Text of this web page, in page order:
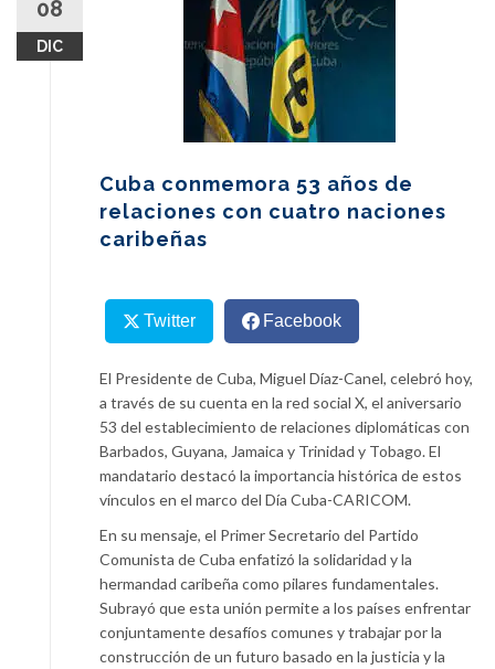
content
08
DIC
Cuba conmemora 53 años de
relaciones con cuatro naciones
caribeñas
Twitter Facebook
El Presidente de Cuba, Miguel Díaz-Canel, celebró hoy,
a través de su cuenta en la red social X, el aniversario
53 del establecimiento de relaciones diplomáticas con
Barbados, Guyana, Jamaica y Trinidad y Tobago. El
mandatario destacó la importancia histórica de estos
vínculos en el marco del Día Cuba-CARICOM.
En su mensaje, el Primer Secretario del Partido
Comunista de Cuba enfatizó la solidaridad y la
hermandad caribeña como pilares fundamentales.
Subrayó que esta unión permite a los países enfrentar
conjuntamente desafíos comunes y trabajar por la
construcción de un futuro basado en la justicia y la